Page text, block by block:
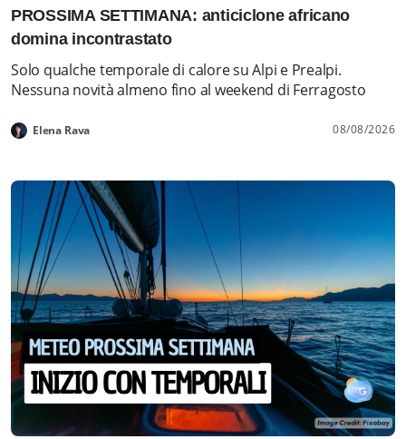
PROSSIMA SETTIMANA: anticiclone africano
domina incontrastato
Solo qualche temporale di calore su Alpi e Prealpi.
Nessuna novità almeno fino al weekend di Ferragosto
Elena Rava 08/08/2026